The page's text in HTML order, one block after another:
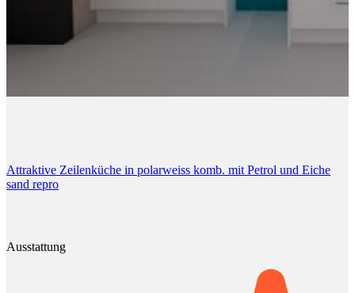
Attraktive Zeilenküche in polarweiss komb. mit Petrol und Eiche
sand repro
Ausstattung